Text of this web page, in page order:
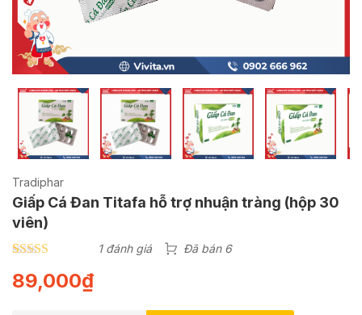
Tradiphar
Giấp Cá Đan Titafa hỗ trợ nhuận tràng (hộp 30
viên)
dựa trên
đánh giá
1 đánh giá Đã bán 6
89,000₫